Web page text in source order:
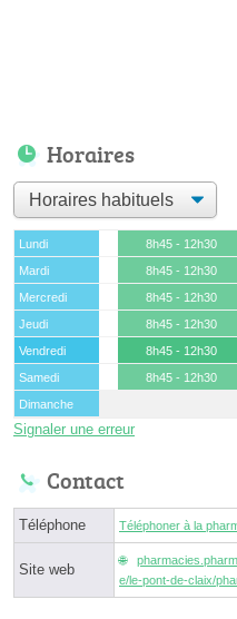
Horaires
Lundi 8h45 - 12h30
Mardi
8h45 - 12h30
Mercredi
8h45 - 12h30
Jeudi
8h45 - 12h30
Vendredi
8h45 - 12h30
Samedi
8h45 - 12h30
Dimanche
Signaler une erreur
Contact
Téléphone Téléphoner à la
Site web
e/le-pont-de-claix/